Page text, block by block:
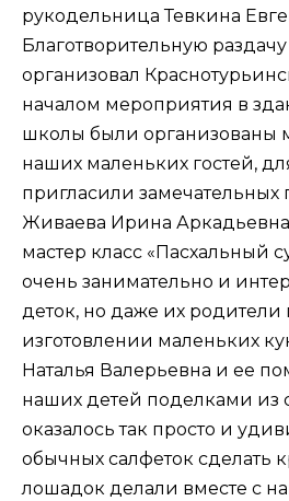
рукодельница Тевкина
Благотворительную
организовал
началом мероприятия в
школы были организованы
наших маленьких гостей,
пригласили замечательных
Живаева Ирина Аркадьевна
мастер класс «Пасхальный
очень занимательно и
деток, но даже их родители
изготовлении маленьких
Наталья Валерьевна и ее
наших детей поделками из
оказалось так просто и
обычных салфеток сделать
лошадок делали вместе с